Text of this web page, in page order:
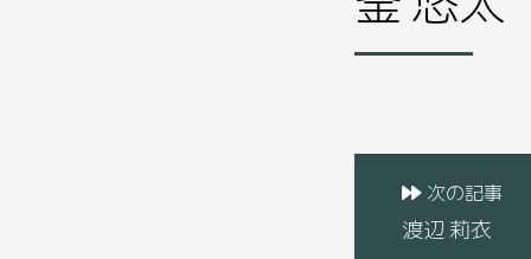
次の記事
渡辺 莉衣